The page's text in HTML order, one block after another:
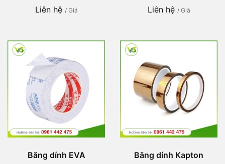
Liên hệ / Giá
Liên hệ / Giá
Băng dính EVA Băng dính Kapton